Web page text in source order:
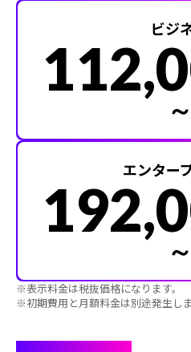
ビジ
～
エンター
～
※表示料金は税抜価格になります。
※初期費用と月額料金は別途発生しま